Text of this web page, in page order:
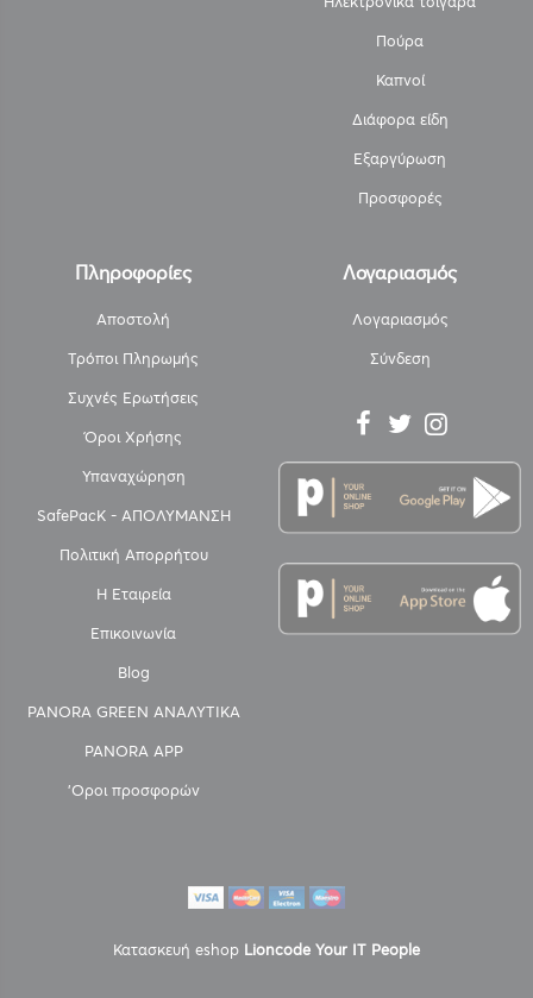
Πούρα
Καπνοί
Διάφορα είδη
Εξαργύρωση
Προσφορές
Πληροφορίες
Αποστολή
Τρόποι Πληρωμής
Συχνές Ερωτήσεις
Όροι Χρήσης
Υπαναχώρηση
SafePacK - ΑΠΟΛΥΜΑΝΣΗ
Πολιτική Απορρήτου
Η Εταιρεία
Επικοινωνία
Blog
PANORA GREEN ΑΝΑΛΥΤΙΚΑ
PANORA APP
'Οροι προσφορών
Λογαριασμός
Λογαριασμός
Σύνδεση
Κατασκευή eshop Lioncode Your IT People